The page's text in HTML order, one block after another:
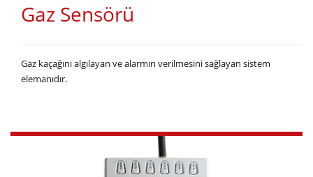
Gaz Sensörü
Gaz kaçağını algılayan ve alarmın verilmesini sağlayan sistem
elemanıdır.